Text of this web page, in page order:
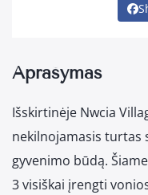
Aprašymas
Išskirtinėje Nwcia
nekilnojamasis turtas
gyvenimo būdą.
3 visiškai įrengti